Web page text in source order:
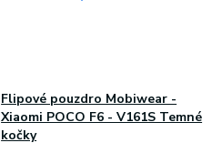
Flipové pouzdro Mobiwear -
Xiaomi POCO F6 - V161S Temné
kočky